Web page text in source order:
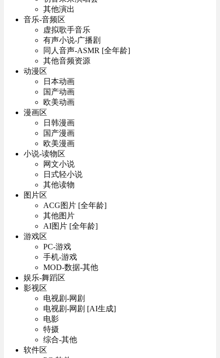
其他演出
音乐-音频区
虚拟歌手音乐
有声小说-广播剧
同人音声-ASMR [全年龄]
其他音频资源
动漫区
日本动画
国产动画
欧美动画
漫画区
日韩漫画
国产漫画
欧美漫画
小说-读物区
网文小说
日式轻小说
其他读物
图片区
ACG图片 [全年龄]
其他图片
AI图片 [全年龄]
游戏区
PC-游戏
手机-游戏
MOD-数据-其他
娱乐-舞蹈区
影视区
电视剧-网剧
电视剧-网剧 [AI生成]
电影
特摄
综合-其他
软件区